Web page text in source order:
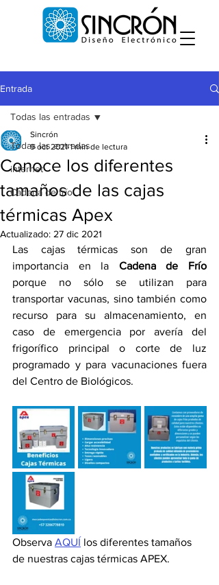
Entrada
Todas las entradas
internet
Cadena de frío
Todas las entradas
Conoce los diferentes
tamaños de las cajas
térmicas Apex
Sincrón
9 oct 2021 1 min de lectura
Actualizado: 27 dic 2021
Las cajas térmicas son de gran
importancia en la Cadena de Frío
porque no sólo se utilizan para
transportar vacunas, sino también como
recurso para su almacenamiento, en
caso de emergencia por avería del
frigorífico principal o corte de luz
programado y para vacunaciones fuera
del Centro de Biológicos.
Observa AQUÍ los diferentes tamaños
de nuestras cajas térmicas APEX.